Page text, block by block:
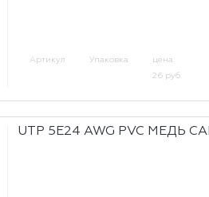
Артикул Упаковка
цена:
26 руб.
UTP 5E24 AWG PVC МЕДЬ